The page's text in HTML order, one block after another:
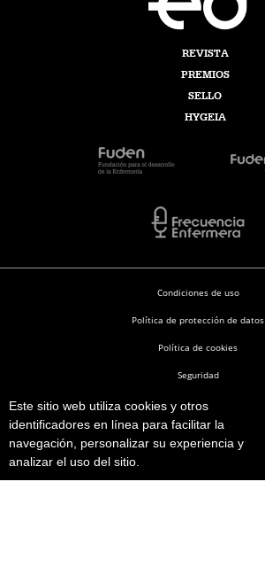
Este sitio web utiliza cookies y otros
identificadores en línea para facilitar la
navegación, personalizar su experiencia y
analizar el uso del sitio.
REVISTA
PREMIOS
SELLO
HYGEIA
Enfermería en Desarrollo © 2026
Condiciones de uso
Política de protección de datos
Política de cookies
Seguridad